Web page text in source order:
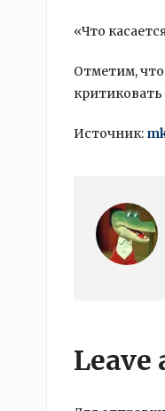
«Что
Отметим,
критиковать
Источник:
Leave